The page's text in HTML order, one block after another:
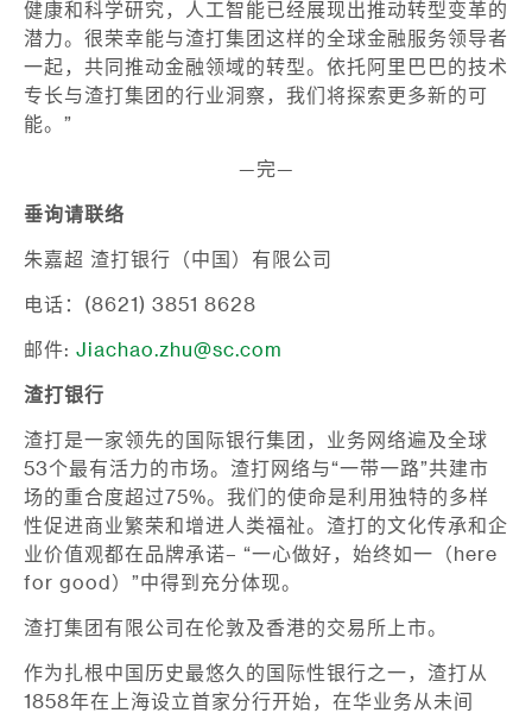
健康和科学研究，人工智能已经展现出推动转型变革的
潜力。很荣幸能与渣打集团这样的全球金融服务领导者
一起，共同推动金融领域的转型。依托阿里巴巴的技术
专长与渣打集团的行业洞察，我们将探索更多新的可
能。”
—完—
垂询请联络
朱嘉超 渣打银行（中国）有限公司
电话：(8621) 3851 8628
邮件: Jiachao.zhu@sc.com
渣打银行
渣打是一家领先的国际银行集团，业务网络遍及全球
53个最有活力的市场。渣打网络与“一带一路”共建市
场的重合度超过75%。我们的使命是利用独特的多样
性促进商业繁荣和增进人类福祉。渣打的文化传承和企
业价值观都在品牌承诺– “一心做好，始终如一（here
for good）”中得到充分体现。
渣打集团有限公司在伦敦及香港的交易所上市。
作为扎根中国历史最悠久的国际性银行之一，渣打从
1858年在上海设立首家分行开始，在华业务从未间